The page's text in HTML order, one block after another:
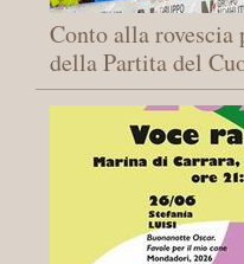
Conto alla
della Partita del